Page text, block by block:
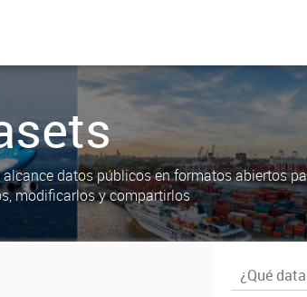
datos públicos en formatos abiertos
modificarlos y compartirlos